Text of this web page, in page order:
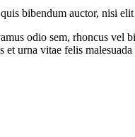
bibendum auctor, nisi
odio sem, rhoncus vel
urna vitae felis